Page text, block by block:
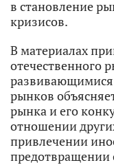
в становление
кризисов.
В материалах
отечественного
рынков
рынка и его
отношении
привлечении
предотвращении